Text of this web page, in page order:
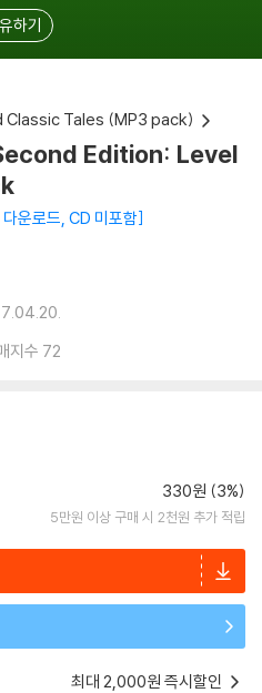
하기
Tales (MP3 pack)
Edition: Level
운로드, CD 미포함
지수 72
330원 (3%)
5만원 이상 구매 시 2천원 추가 적립
최대 2,000원 즉시할인